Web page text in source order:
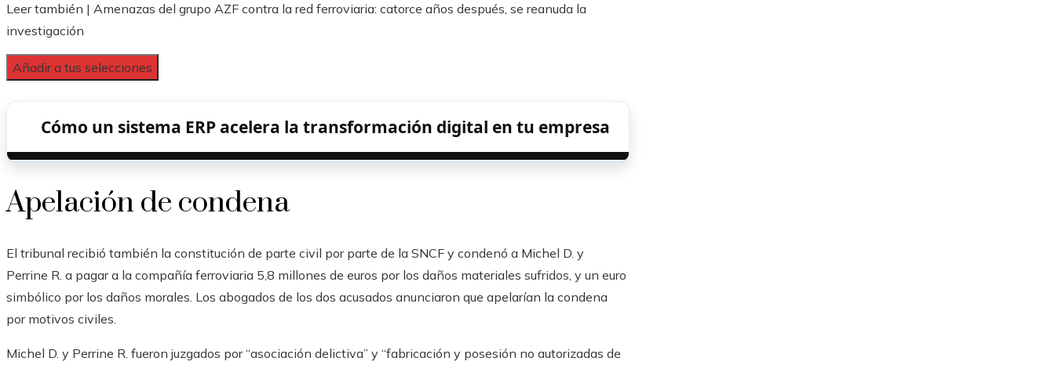
Leer también | Amenazas del grupo AZF contra la red ferroviaria: catorce años después, se reanuda la
investigación
Añadir a tus selecciones
Cómo un sistema ERP acelera la transformación digital en tu empresa
Apelación de condena
El tribunal recibió también la constitución de parte civil por parte de la SNCF y condenó a Michel D. y
Perrine R. a pagar a la compañía ferroviaria 5,8 millones de euros por los daños materiales sufridos, y un euro
simbólico por los daños morales. Los abogados de los dos acusados ​​anunciaron que apelarían la condena
por motivos civiles.
Michel D. y Perrine R. fueron juzgados por “asociación delictiva” y “fabricación y posesión no autorizadas de